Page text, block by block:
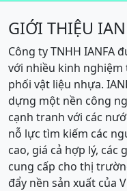
GIỚI THIỆU
Công ty TNHH IANFA
với nhiều kinh nghiệm
phối vật liệu nhựa.
dựng một nền công
cạnh tranh với các
nỗ lực tìm kiếm các
cao, giá cả hợp lý, các
cung cấp cho thị
đẩy nền sản xuất của